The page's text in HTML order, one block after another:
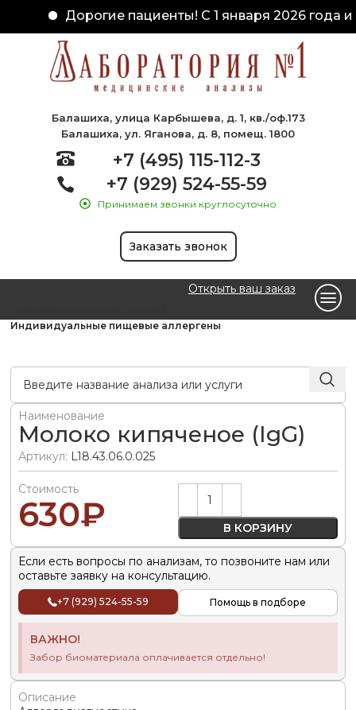
Дорогие пациенты! С 1 января 2026 года
Балашиха, улица Карбышева, д. 1, кв./оф.173
Балашиха, ул. Яганова, д. 8, помещ. 1800
+7 (495) 115-112-3
+7 (929) 524-55-59
Принимаем звонки круглосуточно
Заказать звонок
Открыть ваш заказ
Индивидуальные пищевые аллергены
Наименование
Молоко кипяченое (IgG)
Артикул: L18.43.06.0.025
Стоимость
630₽ В КОРЗИНУ
Alternative:
Если есть вопросы по анализам, то позвоните нам или
оставьте заявку на консультацию.
+7 (929) 524-55-59 Помощь в подборе
ВАЖНО!
Забор биоматериала оплачивается отдельно!
Описание